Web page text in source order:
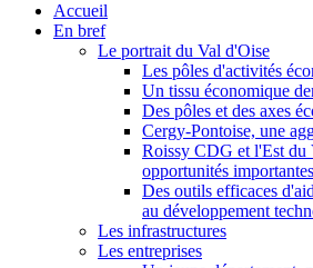
Accueil
En bref
Le portrait du Val d'Oise
Les pôles d'activités
Un tissu économique
Des pôles et des axes
Cergy-Pontoise, une
Roissy CDG et l'Est du
opportunités importantes
Des outils efficaces
au développement
Les infrastructures
Les entreprises